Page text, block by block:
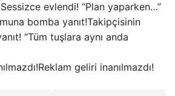
Sessizce evlendi! “Plan yaparken…”
Takipçisinin
“Tüm tuşlara aynı anda
Reklam geliri inanılmazdı!